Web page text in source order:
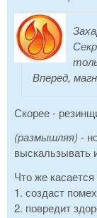
Вперед,
Скорее -
(размышляя) -
выскальзывать
Что же
1. создаст
2. повредит